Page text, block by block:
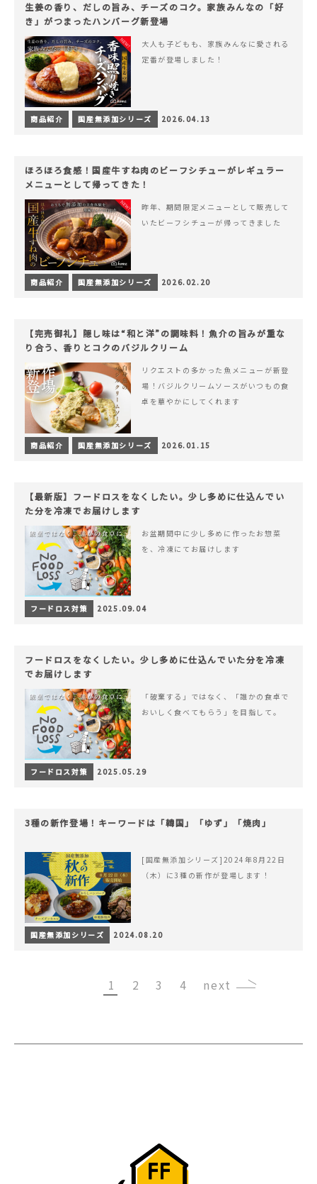
生姜の香り、だしの旨み、チーズのコク。家族みんなの「好
き」がつまったハンバーグ新登場
大人も子どもも、家族みんなに愛される
定番が登場しました！
商品紹介 国産無添加シリーズ 2026.04.13
ほろほろ食感！国産牛すね肉のビーフシチューがレギュラー
メニューとして帰ってきた！
昨年、期間限定メニューとして販売して
いたビーフシチューが帰ってきました
商品紹介 国産無添加シリーズ 2026.02.20
【完売御礼】隠し味は“和と洋”の調味料！魚介の旨みが重な
り合う、香りとコクのバジルクリーム
リクエストの多かった魚メニューが新登
場！バジルクリームソースがいつもの食
卓を華やかにしてくれます
商品紹介 国産無添加シリーズ 2026.01.15
【最新版】フードロスをなくしたい。少し多めに仕込んでい
た分を冷凍でお届けします
お盆期間中に少し多めに作ったお惣菜
を、冷凍にてお届けします
フードロス対策 2025.09.04
フードロスをなくしたい。少し多めに仕込んでいた分を冷凍
でお届けします
「破棄する」ではなく、「誰かの食卓で
おいしく食べてもらう」を目指して。
フードロス対策 2025.05.29
3種の新作登場！キーワードは「韓国」「ゆず」「焼肉」
[国産無添加シリーズ]2024年8月22日
（木）に3種の新作が登場します！
国産無添加シリーズ 2024.08.20
1 2 3 4 ›